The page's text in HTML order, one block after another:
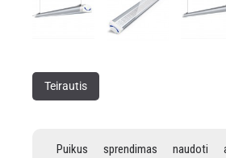
Teirautis
Puikus sprendimas naudoti